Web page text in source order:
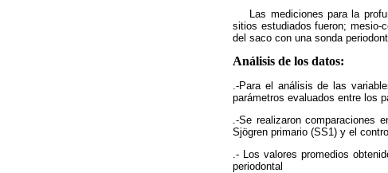
Las mediciones para la
sitios estudiados fueron; mesio-
del saco con una sonda
Análisis de los datos:
.-Para el análisis de las
parámetros evaluados entre los
.-Se realizaron comparaciones
Sjögren primario (SS1) y el
.- Los valores promedios
periodontal